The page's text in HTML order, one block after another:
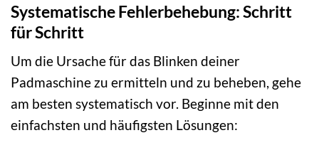
Systematische Fehlerbehebung: Schritt
für Schritt
Um die Ursache für das Blinken deiner
Padmaschine zu ermitteln und zu beheben, gehe
am besten systematisch vor. Beginne mit den
einfachsten und häufigsten Lösungen: